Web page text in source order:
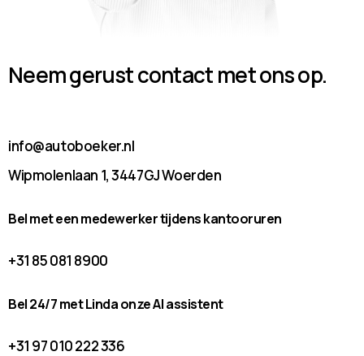
Neem gerust contact met ons op.
info@autoboeker.nl
Wipmolenlaan 1, 3447GJ Woerden
Bel met een medewerker tijdens kantooruren
+31 85 081 8900
Bel 24/7 met Linda onze AI assistent
+31 97 010 222 336